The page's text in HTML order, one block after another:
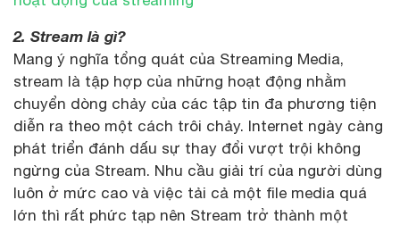
2. Stream là gì?
Mang ý nghĩa tổng quát của Streaming Media,
stream là tập hợp của những hoạt động nhằm
chuyển dòng chảy của các tập tin đa phương tiện
diễn ra theo một cách trôi chảy. Internet ngày càng
phát triển đánh dấu sự thay đổi vượt trội không
ngừng của Stream. Nhu cầu giải trí của người dùng
luôn ở mức cao và việc tải cả một file media quá
lớn thì rất phức tạp nên Stream trở thành một